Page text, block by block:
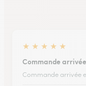
★ ★ ★ ★ ★
Commande
Commande arrivée